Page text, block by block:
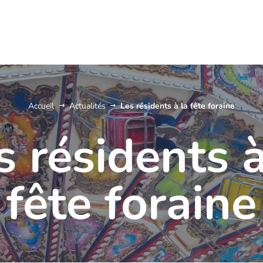
Accueil Actualités Les résidents à la fête foraine
résidents
fête foraine